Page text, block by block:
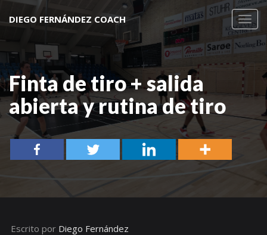
DIEGO FERNÁNDEZ COACH
Finta de tiro + salida
abierta y rutina de tiro
Escrito por Diego Fernández